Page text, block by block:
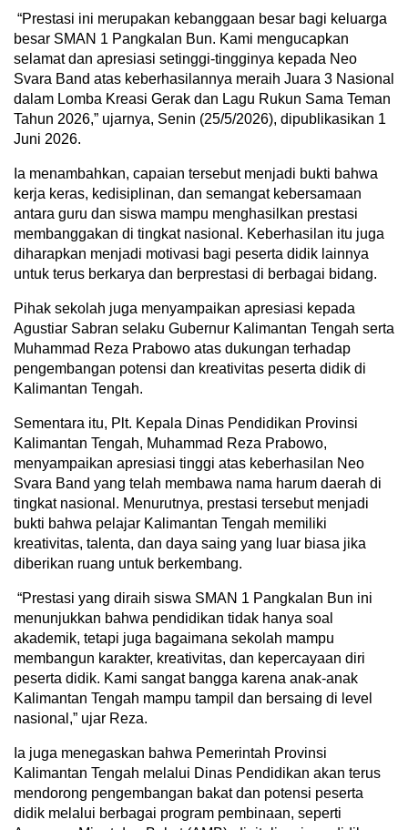
‎“Prestasi ini merupakan kebanggaan besar bagi keluarga
besar SMAN 1 Pangkalan Bun. Kami mengucapkan
selamat dan apresiasi setinggi-tingginya kepada Neo
Svara Band atas keberhasilannya meraih Juara 3 Nasional
dalam Lomba Kreasi Gerak dan Lagu Rukun Sama Teman
Tahun 2026,” ujarnya, Senin (25/5/2026), dipublikasikan 1
Juni 2026.
Ia menambahkan, capaian tersebut menjadi bukti bahwa
kerja keras, kedisiplinan, dan semangat kebersamaan
antara guru dan siswa mampu menghasilkan prestasi
membanggakan di tingkat nasional. Keberhasilan itu juga
diharapkan menjadi motivasi bagi peserta didik lainnya
untuk terus berkarya dan berprestasi di berbagai bidang.
‎Pihak sekolah juga menyampaikan apresiasi kepada
Agustiar Sabran selaku Gubernur Kalimantan Tengah serta
Muhammad Reza Prabowo atas dukungan terhadap
pengembangan potensi dan kreativitas peserta didik di
Kalimantan Tengah.
Sementara itu, Plt. Kepala Dinas Pendidikan Provinsi
Kalimantan Tengah, Muhammad Reza Prabowo,
menyampaikan apresiasi tinggi atas keberhasilan Neo
Svara Band yang telah membawa nama harum daerah di
tingkat nasional. Menurutnya, prestasi tersebut menjadi
bukti bahwa pelajar Kalimantan Tengah memiliki
kreativitas, talenta, dan daya saing yang luar biasa jika
diberikan ruang untuk berkembang.
‎“Prestasi yang diraih siswa SMAN 1 Pangkalan Bun ini
menunjukkan bahwa pendidikan tidak hanya soal
akademik, tetapi juga bagaimana sekolah mampu
membangun karakter, kreativitas, dan kepercayaan diri
peserta didik. Kami sangat bangga karena anak-anak
Kalimantan Tengah mampu tampil dan bersaing di level
nasional,” ujar Reza.
‎Ia juga menegaskan bahwa Pemerintah Provinsi
Kalimantan Tengah melalui Dinas Pendidikan akan terus
mendorong pengembangan bakat dan potensi peserta
didik melalui berbagai program pembinaan, seperti